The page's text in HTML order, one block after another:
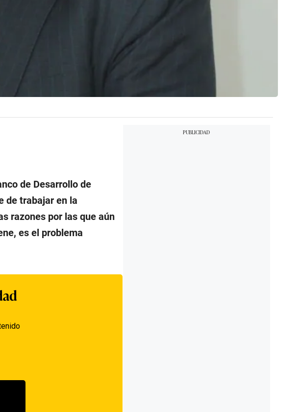
de Desarrollo de
de trabajar en la
razones por las que aún
es el problema